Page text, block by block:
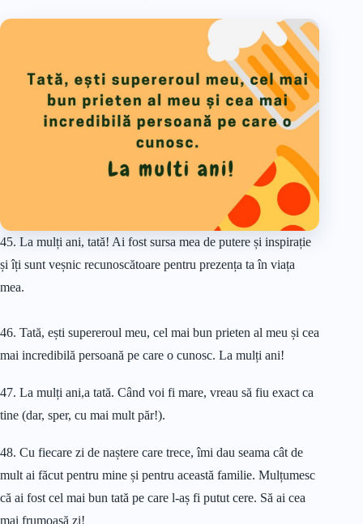
45. La mulți ani, tată! Ai fost sursa mea de putere și inspirație
și îți sunt veșnic recunoscătoare pentru prezența ta în viața
mea.
46. Tată, ești supereroul meu, cel mai bun prieten al meu și cea
mai incredibilă persoană pe care o cunosc. La mulți ani!
47. La mulți ani,a tată. Când voi fi mare, vreau să fiu exact ca
tine (dar, sper, cu mai mult păr!).
48. Cu fiecare zi de naștere care trece, îmi dau seama cât de
mult ai făcut pentru mine și pentru această familie. Mulțumesc
că ai fost cel mai bun tată pe care l-aș fi putut cere. Să ai cea
mai frumoasă zi!